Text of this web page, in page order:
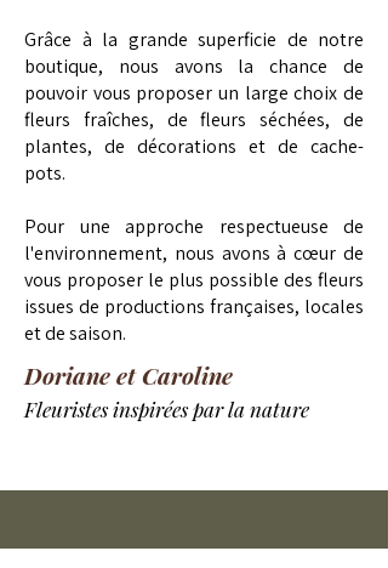
Grâce à la grande superficie de notre
boutique, nous avons la chance de
pouvoir vous proposer un large choix de
fleurs fraîches, de fleurs séchées, de
plantes, de décorations et de cache-
pots.
Pour une approche respectueuse de
l'environnement, nous avons à cœur de
vous proposer le plus possible des fleurs
issues de productions françaises, locales
et de saison.
Doriane et Caroline
Fleuristes inspirées par la nature